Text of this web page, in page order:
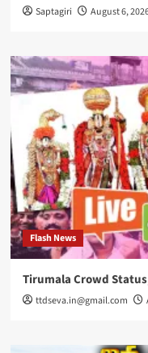
Saptagiri August 6,
Flash News
Tirumala Crowd
ttdseva.in@gmail.com